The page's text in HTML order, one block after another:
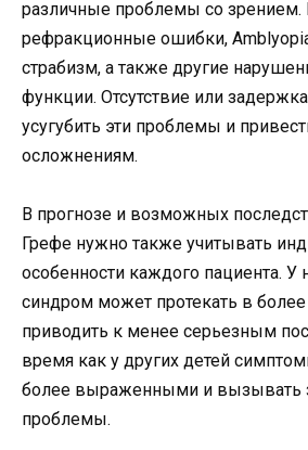
различные проблемы со
рефракционные ошибки,
страбизм, а также другие
функции. Отсутствие или
усугубить эти проблемы и
осложнениям.
В прогнозе и возможных
Грефе нужно также учитывать
особенности каждого пациента. У
синдром может протекать в
приводить к менее серьезным
время как у других детей
более выраженными и вызывать
проблемы.